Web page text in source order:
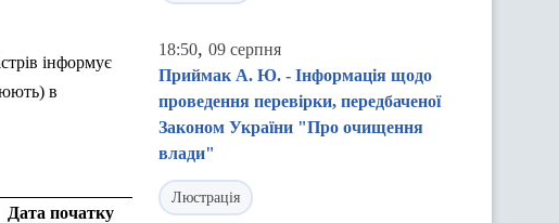
інформує
в
Дата початку
18:50, 09 серпня
Приймак А. Ю. - Інформація щодо
проведення перевірки, передбаченої
Законом України "Про очищення
влади"
Люстрація